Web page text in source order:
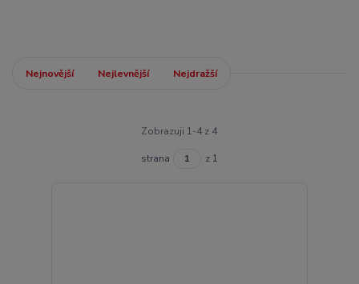
Nejnovější Nejlevnější Nejdražší
Zobrazuji 1-4 z 4
strana z 1